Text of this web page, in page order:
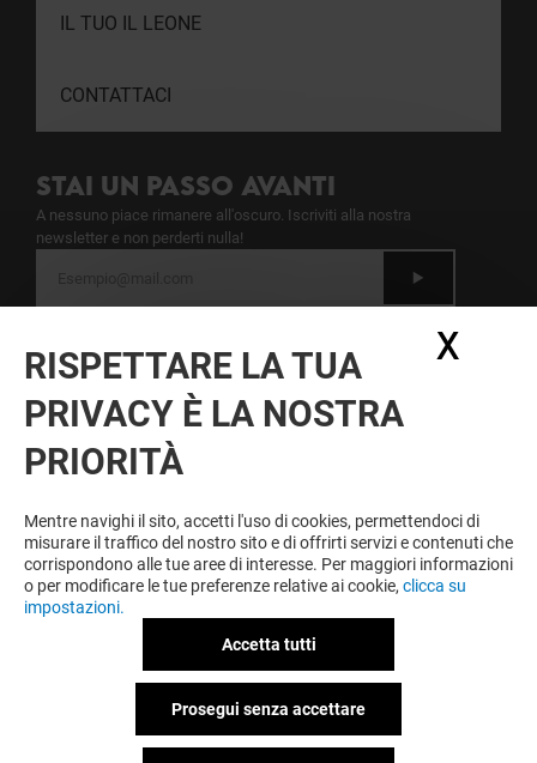
IL TUO IL LEONE
CONTATTACI
STAI UN PASSO AVANTI
A nessuno piace rimanere all'oscuro. Iscriviti alla nostra
newsletter e non perderti nulla!
personali per l'invio della newsletter
A ESSERE FEDELE VINCI SEMPRE
Diventa membro di IO & IL LEONE per approfittare
tutto l'anno di vantaggi, offerte e servizi esclusivi a
Condizioni d'utilizzoNote legali
Informativa sulla privacy
Informativa sui cookies
Politica ambientaleSpazi espositivi
RISPETTARE LA TUA
PRIVACY È LA NOSTRA
PRIORITÀ
Mentre navighi il sito, accetti l'uso di cookies, permettendoci di
misurare il traffico del nostro sito e di offrirti servizi e contenuti che
corrispondono alle tue aree di interesse. Per maggiori informazioni
o per modificare le tue preferenze relative ai cookie, clicca su
impostazioni.
Accetta tutti
Prosegui senza accettare
X